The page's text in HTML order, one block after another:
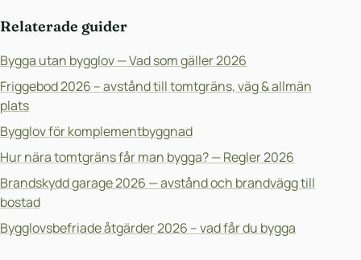
Relaterade guider
Bygga utan bygglov — Vad som gäller 2026
Friggebod 2026 – avstånd till tomtgräns, väg & allmän
plats
Bygglov för komplementbyggnad
Hur nära tomtgräns får man bygga? — Regler 2026
Brandskydd garage 2026 — avstånd och brandvägg till
bostad
Bygglovsbefriade åtgärder 2026 – vad får du bygga